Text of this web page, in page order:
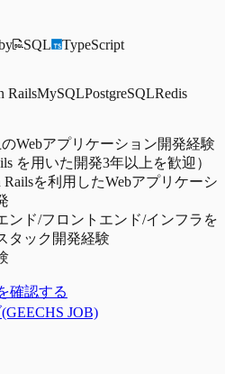
SQL TypeScript
RailsMySQLPostgreSQLRedis
Webアプリケーション開発経験
を用いた開発3年以上を歓迎）
Railsを利用したWebアプリケーシ
ンド/フロントエンド/インフラを
タック開発経験
確認する
JOB)